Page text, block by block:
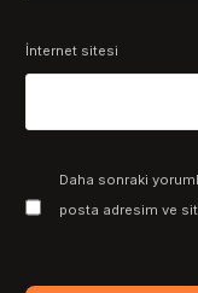
İnternet sitesi
Daha sonraki
posta adresim ve